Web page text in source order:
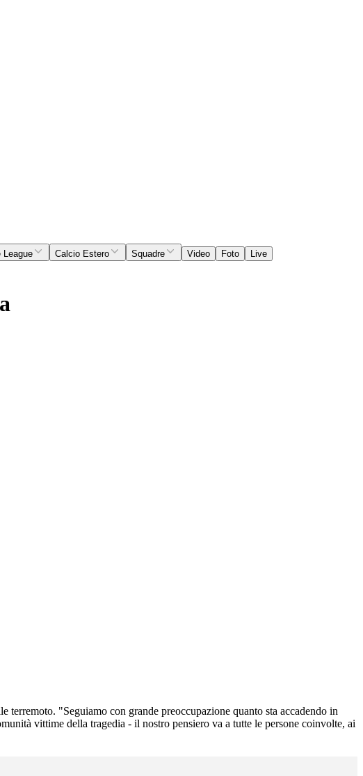
League Calcio Estero Squadre Video Foto
Live
"Seguiamo con grande preoccupazione quanto sta accadendo in
vittime della tragedia - il nostro pensiero va a tutte le persone coinvolte, ai